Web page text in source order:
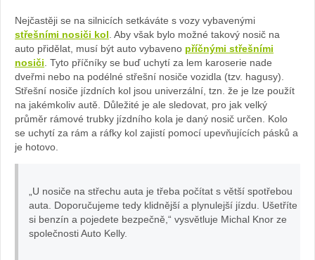
Nejčastěji se na silnicích setkáváte s vozy vybavenými
střešními nosiči kol. Aby však bylo možné takový nosič na
auto přidělat, musí být auto vybaveno příčnými střešními
nosiči. Tyto příčníky se buď uchytí za lem karoserie nade
dveřmi nebo na podélné střešní nosiče vozidla (tzv. hagusy).
Střešní nosiče jízdních kol jsou univerzální, tzn. že je lze použít
na jakémkoliv autě. Důležité je ale sledovat, pro jak velký
průměr rámové trubky jízdního kola je daný nosič určen. Kolo
se uchytí za rám a ráfky kol zajistí pomocí upevňujících pásků a
je hotovo.
„U nosiče na střechu auta je třeba počítat s větší spotřebou
auta. Doporučujeme tedy klidnější a plynulejší jízdu. Ušetříte
si benzín a pojedete bezpečně,“ vysvětluje Michal Knor ze
společnosti Auto Kelly.